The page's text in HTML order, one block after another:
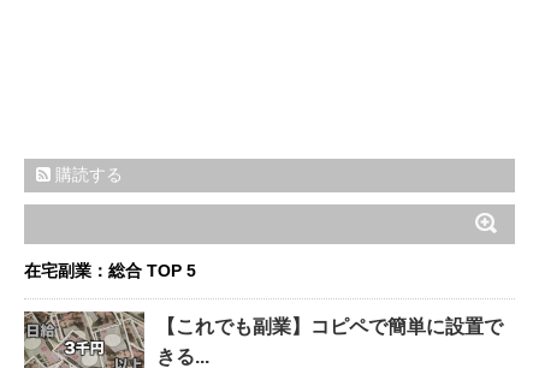
購読する
在宅副業：総合 TOP 5
【これでも副業】コピペで簡単に設置で
きる...